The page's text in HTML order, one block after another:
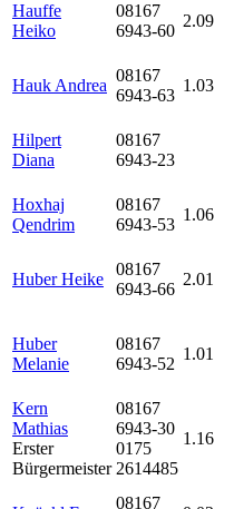
Hauffe
Heiko
08167
6943-60
2.09
Hauk Andrea
08167
6943-63
1.03
Hilpert
Diana
08167
6943-23
Hoxhaj
Qendrim
08167
6943-53
1.06
Huber Heike
08167
6943-66
2.01
Huber
Melanie
08167
6943-52
1.01
Kern
Mathias
Erster
Bürgermeister
08167
6943-30
0175
2614485
1.16
08167